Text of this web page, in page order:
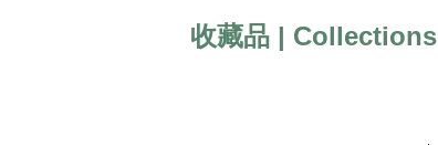
收藏品 | Collections